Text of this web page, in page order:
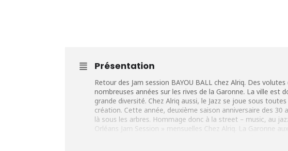
Présentation
Retour des Jam session BAYOU BALL chez Alriq. Des
nombreuses années sur les rives de la Garonne. La ville est
grande diversité. Chez Alriq aussi, le Jazz se joue sous
création. Cette année, deuxième saison anniversaire des 30
là sous les arbres. Hommage donc à la street – music, au
Orléans Jam Session » mensuelles Chez Alriq. La Garonne